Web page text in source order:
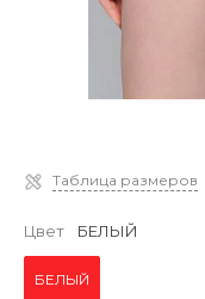
Таблица размеров
Цвет БЕЛЫЙ
БЕЛЫЙ